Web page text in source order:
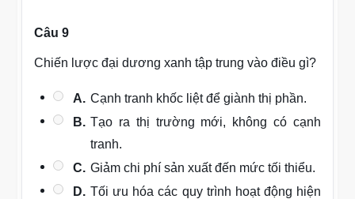
Câu 9
Chiến lược đại dương xanh tập trung vào điều gì?
A. Cạnh tranh khốc liệt để giành thị phần.
B. Tạo ra thị trường mới, không có cạnh
tranh.
C. Giảm chi phí sản xuất đến mức tối thiểu.
D. Tối ưu hóa các quy trình hoạt động hiện